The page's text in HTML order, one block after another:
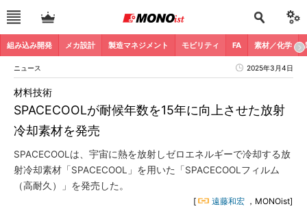
組み込み開発 メカ設計 製造マネジメント モビリティ FA 素材／化学
ニュース 2025年3月4日
SPACECOOLが耐候年数を15年に向上させた放射
冷却素材を発売
材料技術
SPACECOOLは、宇宙に熱を放射しゼロエネルギーで冷却する放
射冷却素材「SPACECOOL」を用いた「SPACECOOLフィルム
（高耐久）」を発売した。
[ 遠藤和宏 ，MONOist]